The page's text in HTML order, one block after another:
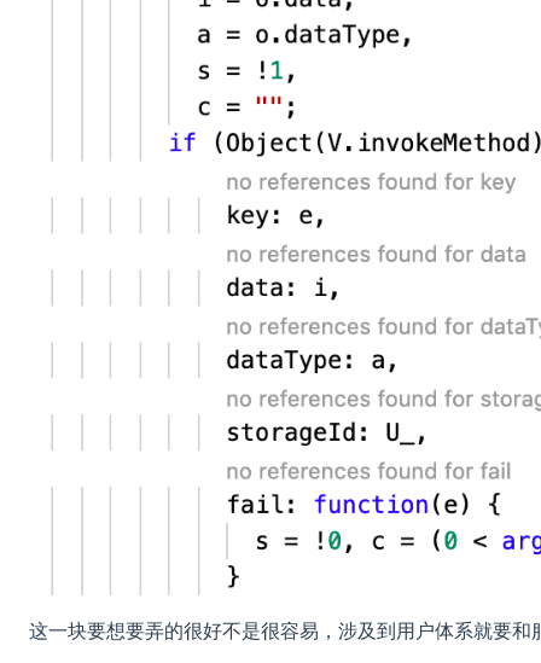
这一块要想要弄的很好不是很容易，涉及到用户体系就要